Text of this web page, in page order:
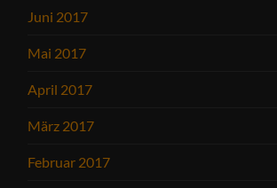
Juni 2017
Mai 2017
April 2017
März 2017
Februar 2017